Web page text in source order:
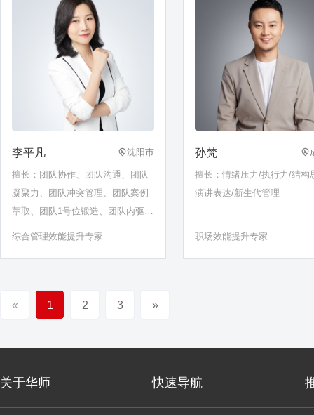
李平凡 沈阳市
擅长：团队协作、团队沟通、团队
凝聚力、团队冲突管理、团队案例
萃取、团队1号位锻造、团队内驱
力、团队情绪管理
综合管理效能提升专家
孙梵
擅长：情绪压力/执行力/结构
演讲表达/新生代管理
职场效能提升专家
« 1 2 3 »
关于华师 快速导航